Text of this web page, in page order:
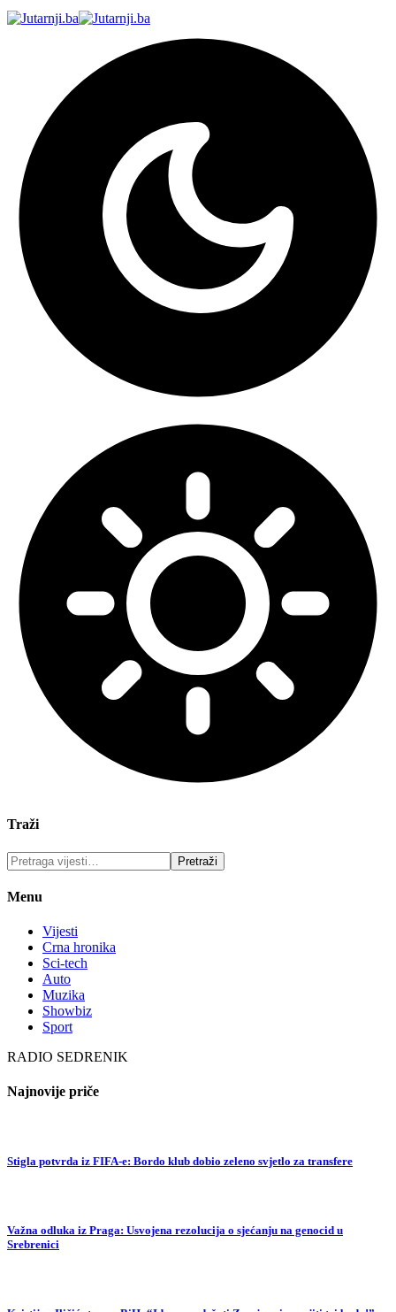
Traži
Menu
Vijesti
Crna hronika
Sci-tech
Auto
Muzika
Showbiz
Sport
RADIO SEDRENIK
Najnovije priče
Stigla potvrda iz FIFA-e: Bordo klub dobio zeleno svjetlo za transfere
Važna odluka iz Praga: Usvojena rezolucija o sjećanju na genocid u
Srebrenici